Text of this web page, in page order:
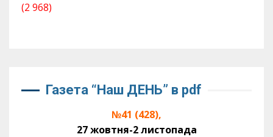
(2 968)
Газета “Наш ДЕНЬ” в pdf
№41 (428),
27 жовтня-2 листопада